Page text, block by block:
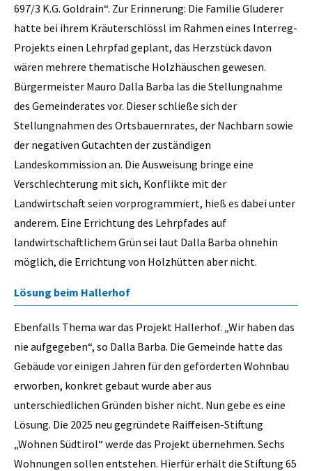
697/3 K.G. Goldrain“. Zur Erinnerung: Die Familie Gluderer
hatte bei ihrem Kräuterschlössl im Rahmen eines Interreg-
Projekts einen Lehrpfad geplant, das Herzstück davon
wären mehrere thematische Holzhäuschen gewesen.
Bürgermeister Mauro Dalla Barba las die Stellungnahme
des Gemeinderates vor. Dieser schließe sich der
Stellungnahmen des Ortsbauernrates, der Nachbarn sowie
der negativen Gutachten der zuständigen
Landeskommission an. Die Ausweisung bringe eine
Verschlechterung mit sich, Konflikte mit der
Landwirtschaft seien vorprogrammiert, hieß es dabei unter
anderem. Eine Errichtung des Lehrpfades auf
landwirtschaftlichem Grün sei laut Dalla Barba ohnehin
möglich, die Errichtung von Holzhütten aber nicht.
Lösung beim Hallerhof
Ebenfalls Thema war das Projekt Hallerhof. „Wir haben das
nie aufgegeben“, so Dalla Barba. Die Gemeinde hatte das
Gebäude vor einigen Jahren für den geförderten Wohnbau
erworben, konkret gebaut wurde aber aus
unterschiedlichen Gründen bisher nicht. Nun gebe es eine
Lösung. Die 2025 neu gegründete Raiffeisen-Stiftung
„Wohnen Südtirol“ werde das Projekt übernehmen. Sechs
Wohnungen sollen entstehen. Hierfür erhält die Stiftung 65